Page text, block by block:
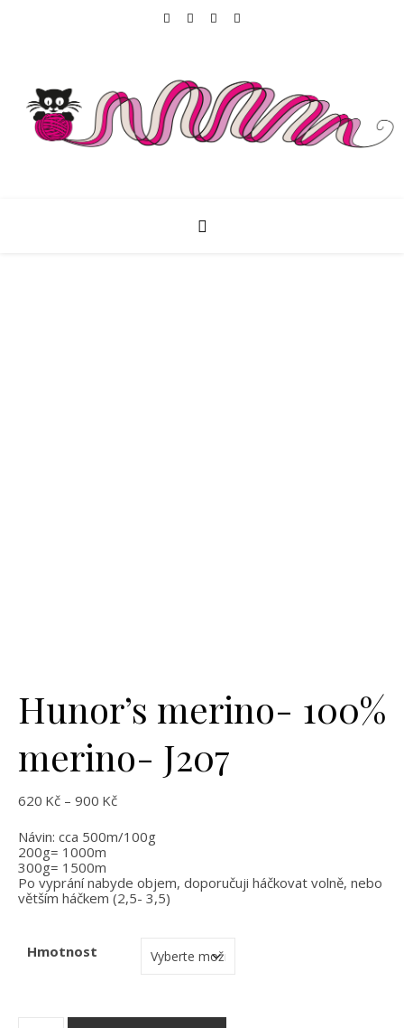
Hunor’s merino- 100%
merino- J207
620 Kč – 900 KčRozpětí cen: 620Kč až 900Kč
Návin: cca 500m/100g
200g= 1000m
300g= 1500m
Po vyprání nabyde objem, doporučuji háčkovat volně, nebo
větším háčkem (2,5- 3,5)
Hmotnost